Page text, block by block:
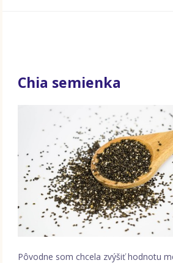
Chia semienka
Pôvodne som chcela zvýšiť hodnotu